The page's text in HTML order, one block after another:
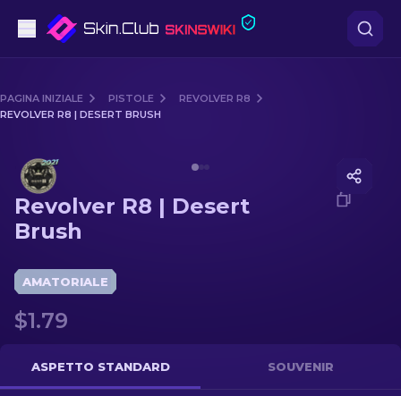
Fascia media
Fucile
Fucile di precisione
Guanto
Altro
PAGINA INIZIALE PISTOLE
REVOLVER R8
REVOLVER R8 | DESERT BRUSH
Revolver R8 | Desert
Brush
AMATORIALE
$1.79
ASPETTO STANDARD SOUVENIR